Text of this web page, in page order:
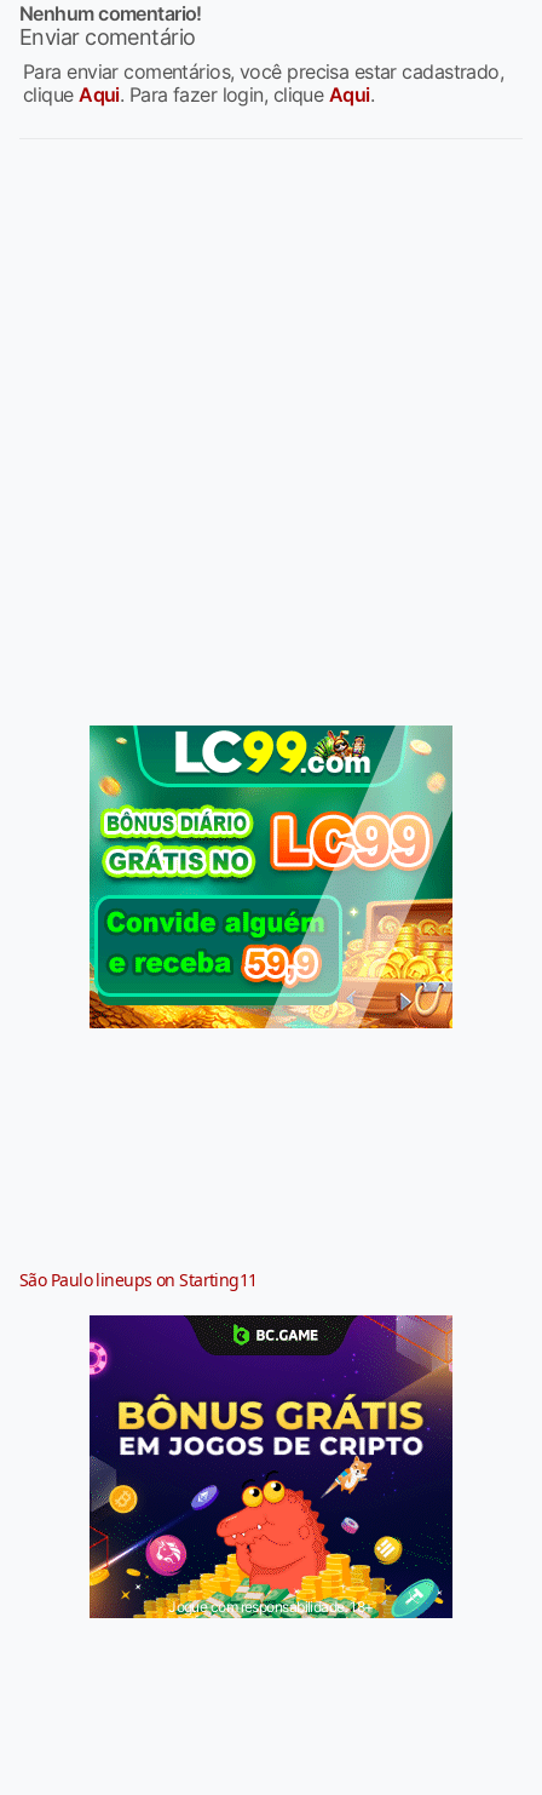
Nenhum comentario!
Enviar comentário
Para enviar comentários, você precisa estar cadastrado,
cliqueAqui. Para fazer login, clique Aqui.
São Paulo lineups on Starting11
Jogue com responsabilidade. 18+